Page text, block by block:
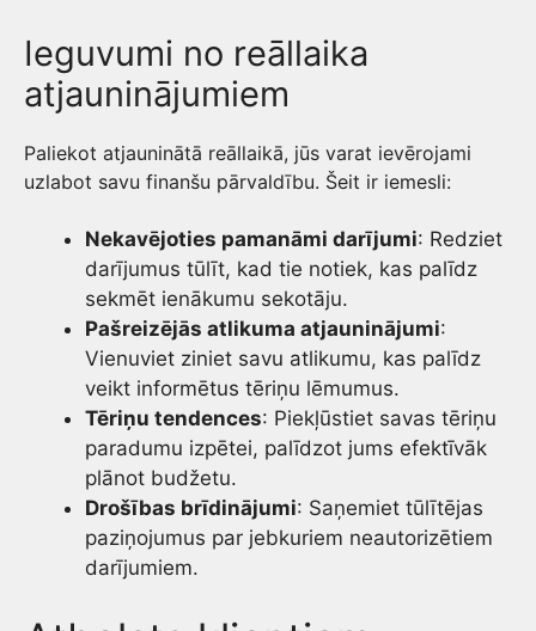
Ieguvumi no reāllaika
atjauninājumiem
Paliekot atjauninātā reāllaikā, jūs varat ievērojami
uzlabot savu finanšu pārvaldību. Šeit ir iemesli:
Nekavējoties pamanāmi darījumi: Redziet
darījumus tūlīt, kad tie notiek, kas palīdz
sekmēt ienākumu sekotāju.
Pašreizējās atlikuma atjauninājumi:
Vienuviet ziniet savu atlikumu, kas palīdz
veikt informētus tēriņu lēmumus.
Tēriņu tendences: Piekļūstiet savas tēriņu
paradumu izpētei, palīdzot jums efektīvāk
plānot budžetu.
Drošības brīdinājumi: Saņemiet tūlītējas
paziņojumus par jebkuriem neautorizētiem
darījumiem.